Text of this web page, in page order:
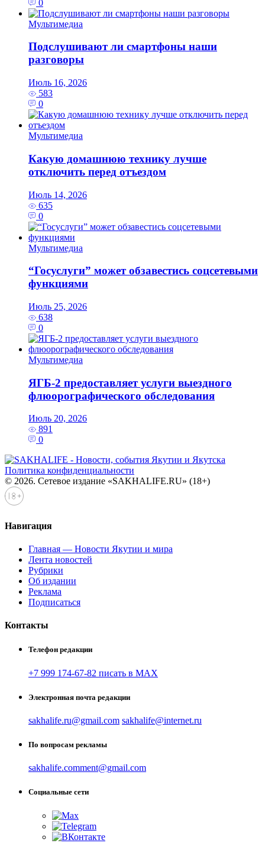
0
Мультимедиа
Подслушивают ли смартфоны наши
разговоры
Июль 16, 2026
583
0
Мультимедиа
Какую домашнюю технику лучше
отключить перед отъездом
Июль 14, 2026
635
0
Мультимедиа
“Госуслуги” может обзавестись соцсетевыми
функциями
Июль 25, 2026
638
0
Мультимедиа
ЯГБ-2 предоставляет услуги выездного
флюорографического обследования
Июль 20, 2026
891
0
Политика конфиденциальности
© 2026. Сетевое издание «SAKHALIFE.RU» (18+)
Навигация
Главная — Новости Якутии и мира
Лента новостей
Рубрики
Об издании
Реклама
Подписаться
Контакты
Телефон редакции
+7 999 174-67-82 писать в MAX
Электронная почта редакции
sakhalife.ru@gmail.com sakhalife@internet.ru
По вопросам рекламы
sakhalife.comment@gmail.com
Социальные сети